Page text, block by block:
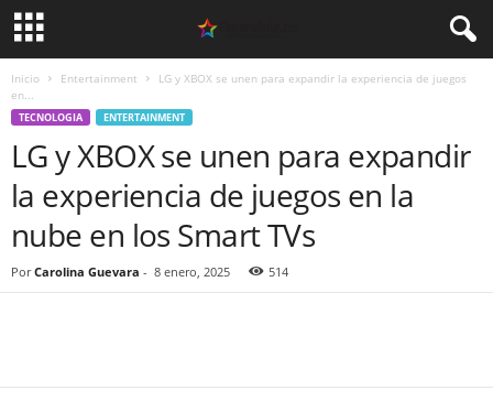
Inicio Entertainment
LG y XBOX se unen para expandir la experiencia de juegos
en...
TECNOLOGIA ENTERTAINMENT
LG y XBOX se unen para expandir
la experiencia de juegos en la
nube en los Smart TVs
Por Carolina Guevara - 8 enero, 2025 514